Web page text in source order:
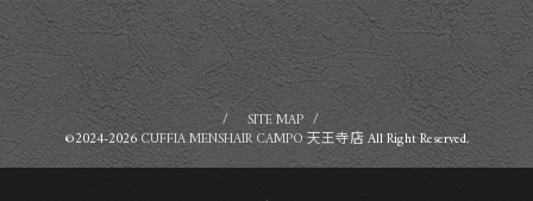
SITE MAP
©2024-2026CUFFIA MENSHAIR CAMPO 天王寺店All Right Reserved.